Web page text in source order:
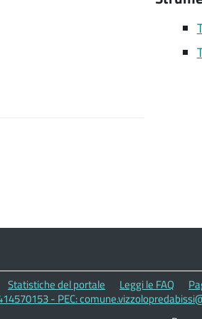
Statistiche del portale Leggi le FAQ
- PEC: